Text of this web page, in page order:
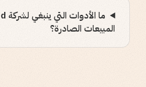
المبيعات الصادرة؟